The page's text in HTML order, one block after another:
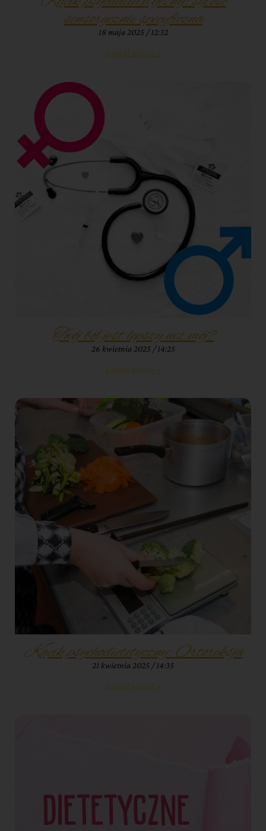
sensorycznie specyficzna
18 maja 2025 12:32
Czytaj więcej »
Twój ból jest lepszy niż mój?
26 kwietnia 2025 14:25
Czytaj więcej »
Kącik psychodietetyczny: Ortoreksja
21 kwietnia 2025 14:35
Czytaj więcej »